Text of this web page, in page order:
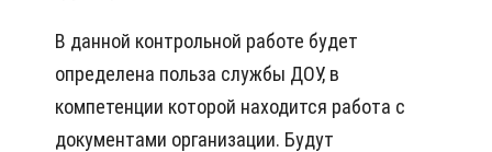
В данной контрольной работе будет
определена польза службы ДОУ, в
компетенции которой находится работа с
документами организации. Будут